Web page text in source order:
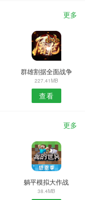
更多
群雄割据全面战争
227.41MB
查看
更多
躺平模拟大作战
38.4MB